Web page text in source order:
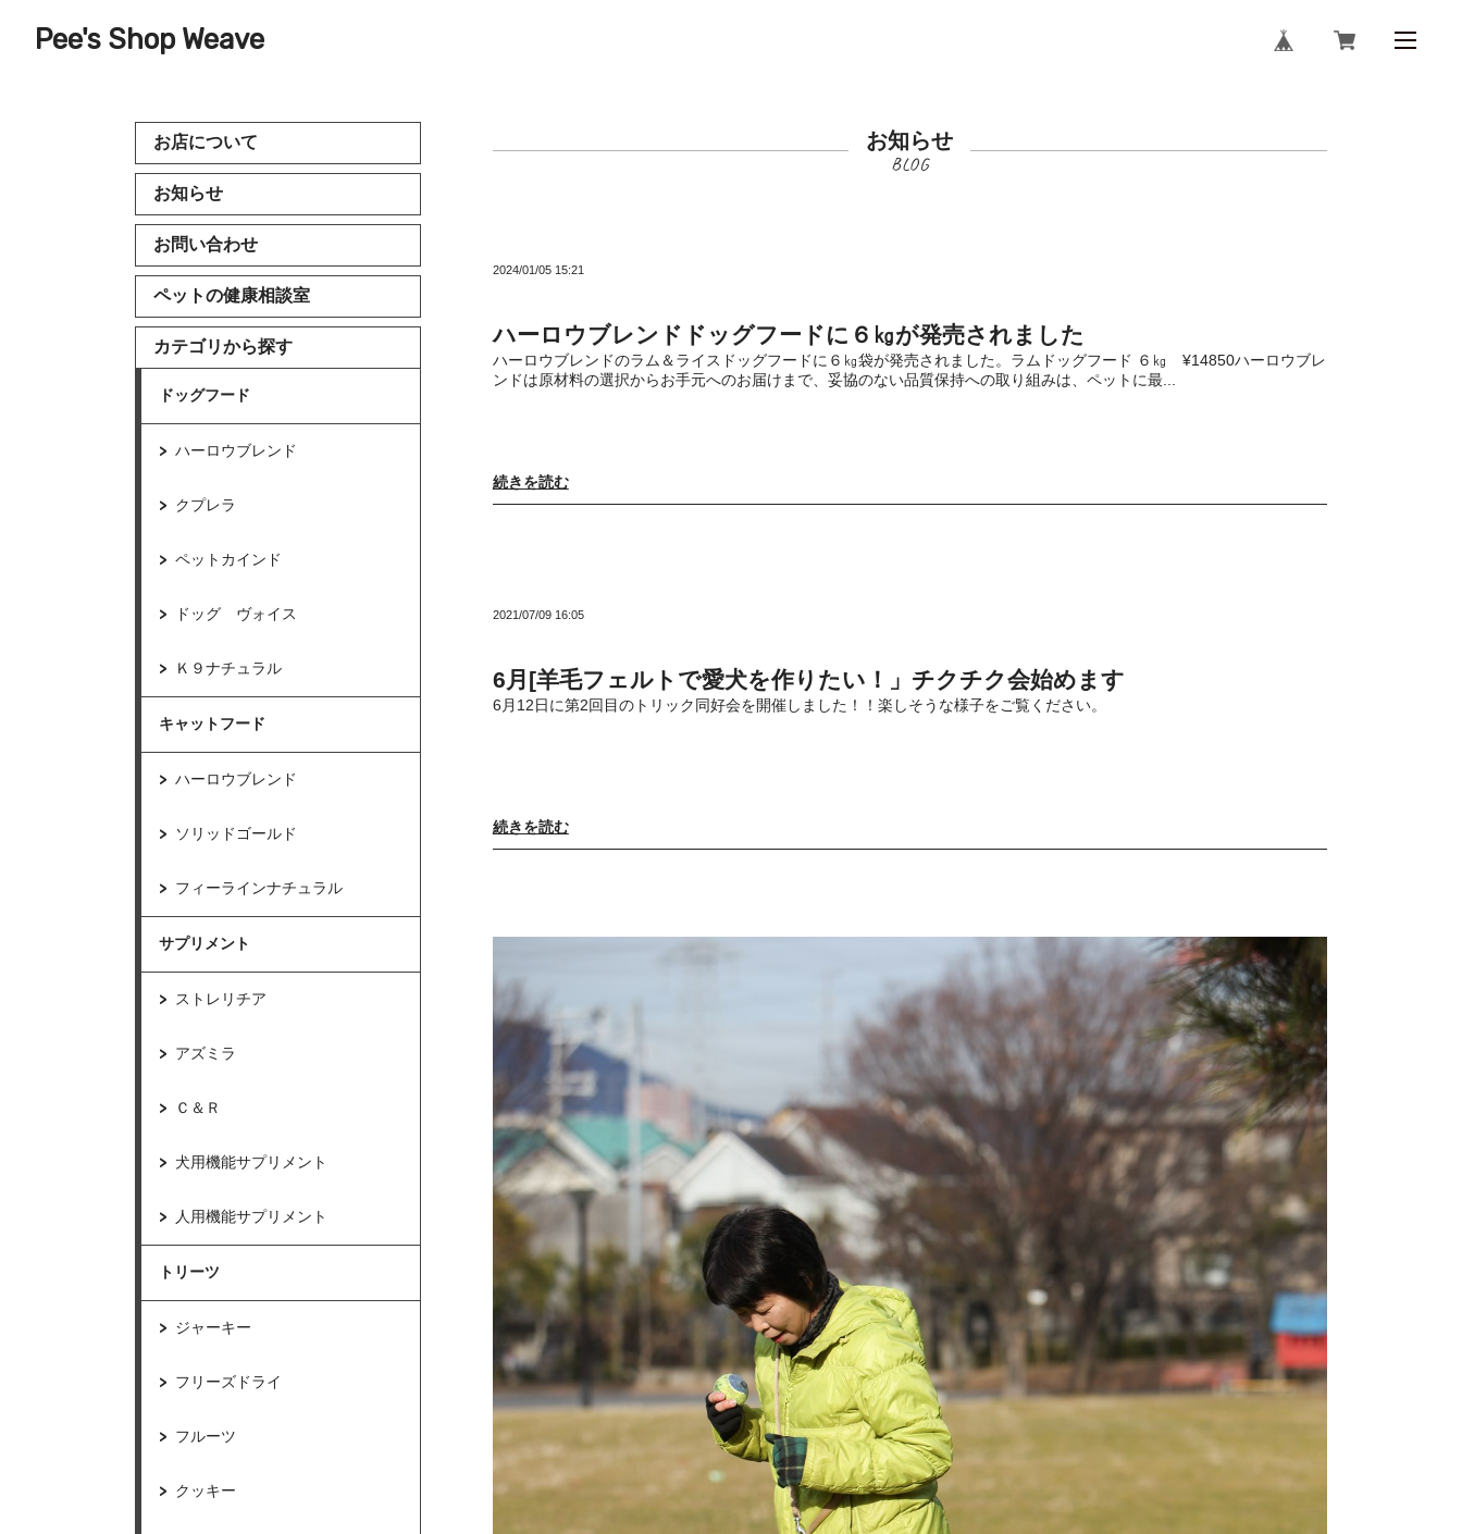
Pee's Shop Weave
お店について
お知らせ
お問い合わせ
ペットの健康相談室
カテゴリから探す
ドッグフード
ハーロウブレンド
クプレラ
ペットカインド
ドッグ ヴォイス
Ｋ９ナチュラル
キャットフード
ハーロウブレンド
ソリッドゴールド
フィーラインナチュラル
サプリメント
ストレリチア
アズミラ
Ｃ＆Ｒ
犬用機能サプリメント
人用機能サプリメント
トリーツ
ジャーキー
フリーズドライ
フルーツ
クッキー
お知らせ
ハーロウブレンドドッグフードに６㎏が発売されました
2024/01/05 15:21
ハーロウブレンドのラム＆ライスドッグフードに６㎏袋が発売されました。ラムドッグフード ６㎏ ¥14850ハーロウブレ
ンドは原材料の選択からお手元へのお届けまで、妥協のない品質保持への取り組みは、ペットに最...
続きを読む
6月[羊毛フェルトで愛犬を作りたい！」チクチク会始めます
2021/07/09 16:05
6月12日に第2回目のトリック同好会を開催しました！！楽しそうな様子をご覧ください。
続きを読む